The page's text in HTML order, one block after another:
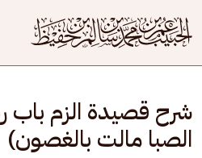
الصبا مالت بالغصون)